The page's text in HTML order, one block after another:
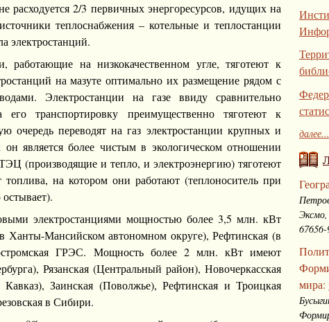
расходуется 2/3 первичных энергоресурсов, идущих на
теплоснабжения – котельные и теплостанции
электростанций.
работающие на низкокачественном угле, тяготеют к
на мазуте оптимально их размещение рядом с
Электростанции на газе ввиду сравнительно
транспортировку преимущественно тяготеют к
очередь переводят на газ электростанции крупных и
является более чистым в экологическом отношении
(производящие и тепло, и электроэнергию) тяготеют
на котором они работают (теплоноситель при
электростанциями мощностью более 3,5 млн. кВт
Ханты-Мансийском автономном округе), Рефтинская (в
ГРЭС. Мощность более 2 млн. кВт имеют
Рязанская (Центральный район), Новочеркасская
Заинская (Поволжье), Рефтинская и Троицкая
в Сибири.
далее...
мира: